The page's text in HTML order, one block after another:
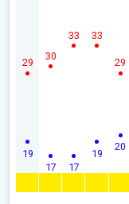
19
29
17
30
17
33
19
33
20
29